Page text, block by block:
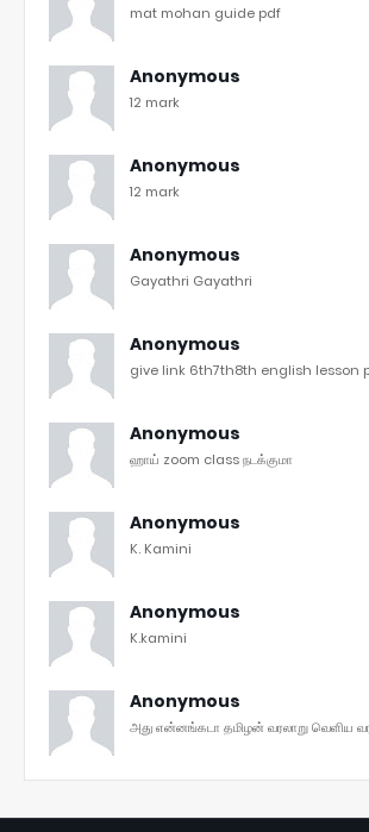
mat mohan guide pdf
Anonymous
12 mark
Anonymous
12 mark
Anonymous
Gayathri Gayathri
Anonymous
give link 6th7th8th english lesson
Anonymous
ஹாய் zoom class நடக்குமா
Anonymous
K. Kamini
Anonymous
K.kamini
Anonymous
அது என்னங்கடா தமிழன் வரலாறு வெளிய வர